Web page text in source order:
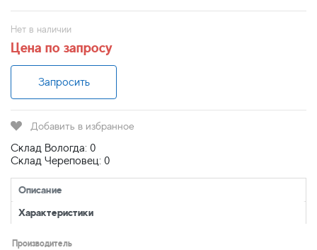
Нет в наличии
Цена по запросу
Запросить
Добавить в избранное
Склад Вологда: 0
Склад Череповец: 0
Описание
Характеристики
Производитель